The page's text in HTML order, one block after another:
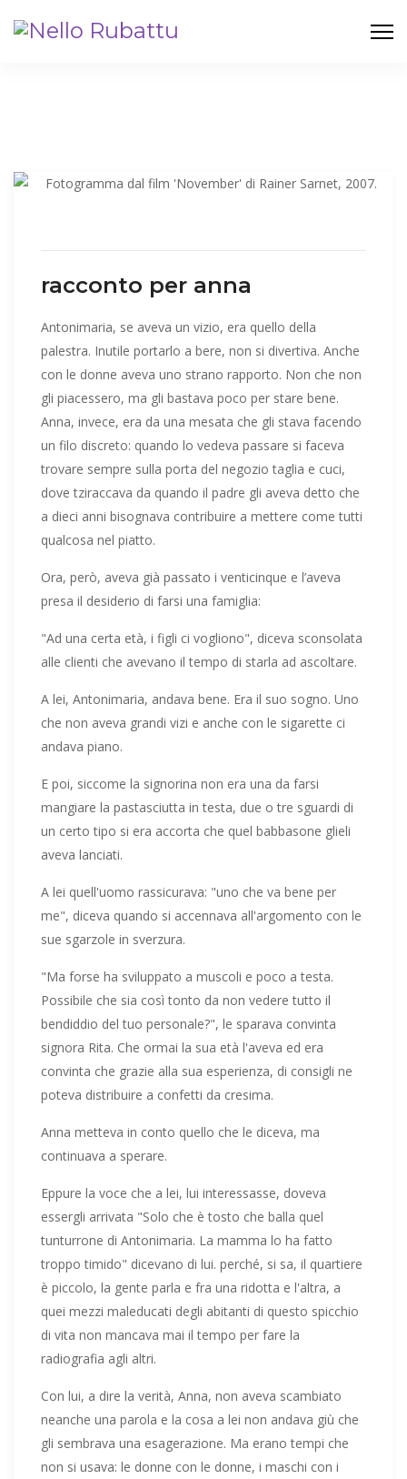
racconto per anna
Antonimaria, se aveva un vizio, era quello della
palestra. Inutile portarlo a bere, non si divertiva. Anche
con le donne aveva uno strano rapporto. Non che non
gli piacessero, ma gli bastava poco per stare bene.
Anna, invece, era da una mesata che gli stava facendo
un filo discreto: quando lo vedeva passare si faceva
trovare sempre sulla porta del negozio taglia e cuci,
dove tziraccava da quando il padre gli aveva detto che
a dieci anni bisognava contribuire a mettere come tutti
qualcosa nel piatto.
Ora, però, aveva già passato i venticinque e l’aveva
presa il desiderio di farsi una famiglia:
"Ad una certa età, i figli ci vogliono", diceva sconsolata
alle clienti che avevano il tempo di starla ad ascoltare.
A lei, Antonimaria, andava bene. Era il suo sogno. Uno
che non aveva grandi vizi e anche con le sigarette ci
andava piano.
E poi, siccome la signorina non era una da farsi
mangiare la pastasciutta in testa, due o tre sguardi di
un certo tipo si era accorta che quel babbasone glieli
aveva lanciati.
A lei quell'uomo rassicurava: "uno che va bene per
me", diceva quando si accennava all'argomento con le
sue sgarzole in sverzura.
"Ma forse ha sviluppato a muscoli e poco a testa.
Possibile che sia così tonto da non vedere tutto il
bendiddio del tuo personale?", le sparava convinta
signora Rita. Che ormai la sua età l'aveva ed era
convinta che grazie alla sua esperienza, di consigli ne
poteva distribuire a confetti da cresima.
Anna metteva in conto quello che le diceva, ma
continuava a sperare.
Eppure la voce che a lei, lui interessasse, doveva
essergli arrivata "Solo che è tosto che balla quel
tunturrone di Antonimaria. La mamma lo ha fatto
troppo timido" dicevano di lui. perché, si sa, il quartiere
è piccolo, la gente parla e fra una ridotta e l'altra, a
quei mezzi maleducati degli abitanti di questo spicchio
di vita non mancava mai il tempo per fare la
radiografia agli altri.
Con lui, a dire la verità, Anna, non aveva scambiato
neanche una parola e la cosa a lei non andava giù che
gli sembrava una esagerazione. Ma erano tempi che
non si usava: le donne con le donne, i maschi con i